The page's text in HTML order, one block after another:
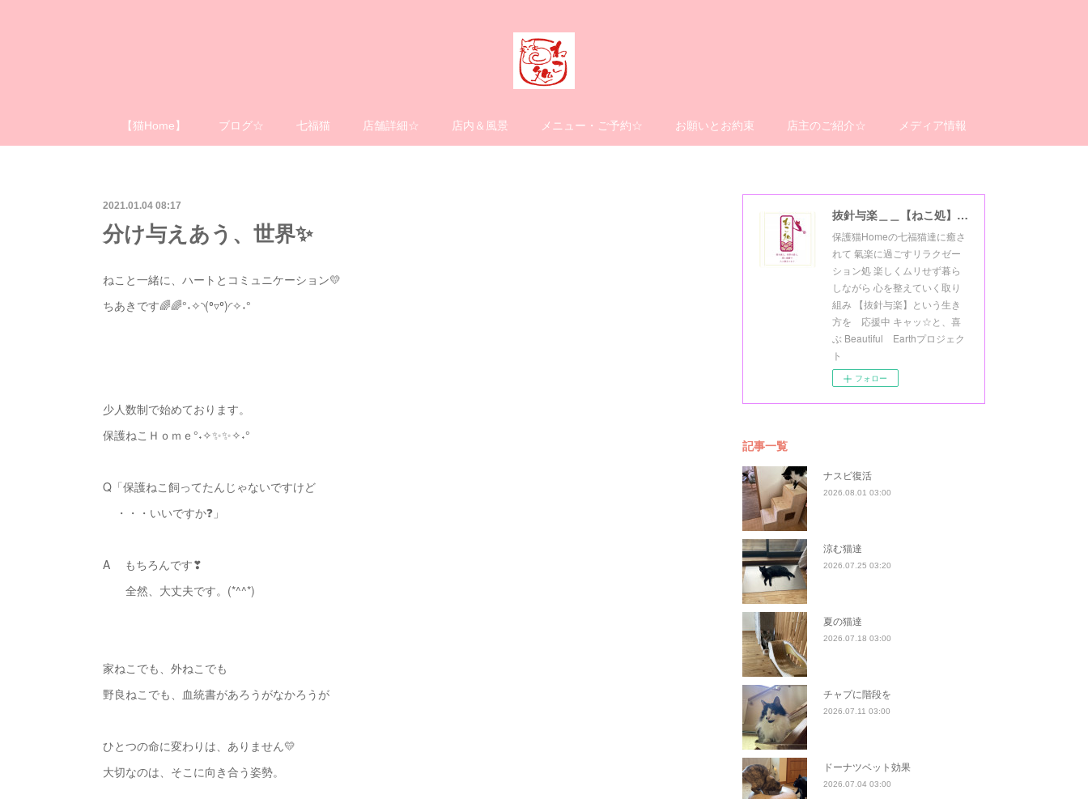
【猫Home】 ブログ☆ 七福猫 店舗詳細☆ 店内＆風景 メニュー・ご予約☆ お願いとお約束 店主のご紹介☆ メディア情報
2021.01.04 08:17
分け与えあう、世界✨
ねこと一緒に、ハートとコミュニケーション💛
ちあきです🌈🌈°˖✧◝(⁰▿⁰)◜✧˖°
少人数制で始めております。
保護ねこＨｏｍｅ°˖✧✨✨✧˖°
Q「保護ねこ飼ってたんじゃないですけど
・・・いいですか❓」
A もちろんです❣
全然、大丈夫です。(*^^*)
家ねこでも、外ねこでも
野良ねこでも、血統書があろうがなかろうが
ひとつの命に変わりは、ありません💛
大切なのは、そこに向き合う姿勢。
抜針与楽＿＿【ねこ処】＿＿猫楽ゼーションHome☆
保護猫Homeの七福猫達に癒さ
れて 氣楽に過ごすリラクゼー
ション処 楽しくムリせず暮ら
しながら 心を整えていく取り
組み 【抜針与楽】という生き
方を 応援中 キャッ☆と、喜
ぶ Beautiful Earthプロジェク
ト
フォロー
記事一覧
ナスビ復活
2026.08.01 03:00
涼む猫達
2026.07.25 03:20
夏の猫達
2026.07.18 03:00
チャプに階段を
2026.07.11 03:00
ドーナツベット効果
2026.07.04 03:00